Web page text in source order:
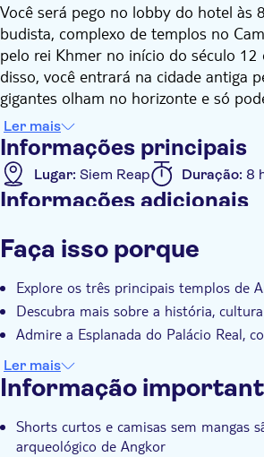
Você será pego no lobby do hotel às
budista, complexo de templos no
pelo rei Khmer no início do século
disso, você entrará na cidade antiga
gigantes olham no horizonte e só
Baphuon com sua longa calçada e
montado em 2011 após uma
selva sombreada e oferece uma vista
degraus íngremes até o topo.
vulgarmente conhecida como
visitantes e com razão. Aqui a
douradas das árvores Spung se
hotel.
Ler mais
Informações principais
Lugar: Siem Reap Duração: 8
Informações adicionais
Faça isso porque
Explore os três principais templos de
Descubra mais sobre a história,
Admire a Esplanada do Palácio Real,
Ler mais
Informação
Shorts curtos e camisas sem mangas
arqueológico de Angkor